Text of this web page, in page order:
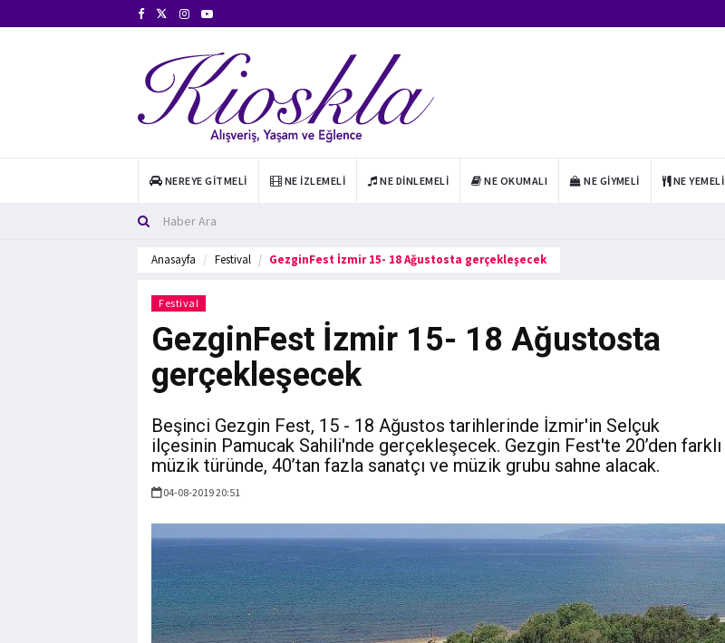
NEREYE GITMELI NE İZLEMELI NE DINLEMELI NE OKUMALI NE GIYMELI NE YEMELI
Anasayfa Festival GezginFest İzmir 15- 18 Ağustosta gerçekleşecek
Festival
GezginFest İzmir 15- 18 Ağustosta
gerçekleşecek
Beşinci Gezgin Fest, 15 - 18 Ağustos tarihlerinde İzmir'in Selçuk
ilçesinin Pamucak Sahili'nde gerçekleşecek. Gezgin Fest'te 20’den farklı
müzik türünde, 40’tan fazla sanatçı ve müzik grubu sahne alacak.
04-08-2019 20:51